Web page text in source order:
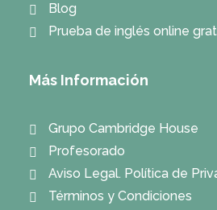
Blog
Prueba de inglés online
Más Información
Grupo Cambridge House
Profesorado
Aviso Legal. Política de
Términos y Condiciones